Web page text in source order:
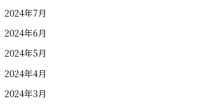
2024年7月
2024年6月
2024年5月
2024年4月
2024年3月